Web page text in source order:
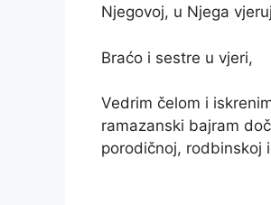
Njegovoj, u Njega
Braćo i sestre u vjeri,
Vedrim čelom i
ramazanski bajram
porodičnoj, rodbinskoj